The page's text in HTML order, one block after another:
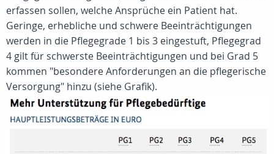
erfassen sollen, welche Ansprüche ein Patient hat.
Geringe, erhebliche und schwere Beeinträchtigungen
werden in die Pflegegrade 1 bis 3 eingestuft, Pflegegrad
4 gilt für schwerste Beeinträchtigungen und bei Grad 5
kommen "besondere Anforderungen an die pflegerische
Versorgung" hinzu (siehe Grafik).